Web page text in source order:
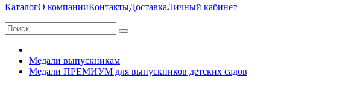
КаталогО компанииКонтактыДоставкаЛичный кабинет
Медали выпускникам
Медали ПРЕМИУМ для выпускников детских садов